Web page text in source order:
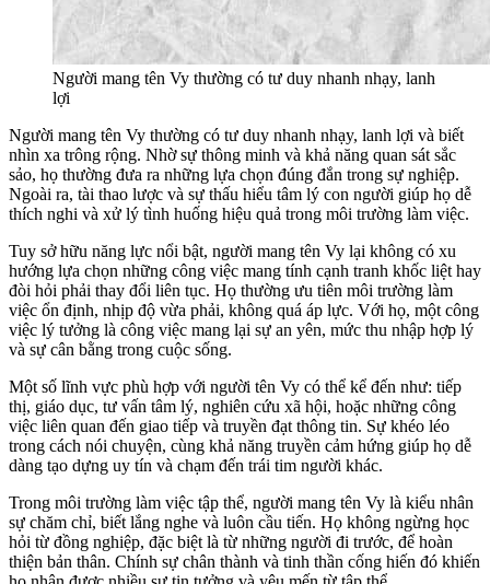
Người mang tên Vy thường có tư duy nhanh nhạy, lanh
lợi
Người mang tên Vy thường có tư duy nhanh nhạy, lanh lợi và biết
nhìn xa trông rộng. Nhờ sự thông minh và khả năng quan sát sắc
sảo, họ thường đưa ra những lựa chọn đúng đắn trong sự nghiệp.
Ngoài ra, tài thao lược và sự thấu hiểu tâm lý con người giúp họ dễ
thích nghi và xử lý tình huống hiệu quả trong môi trường làm việc.
Tuy sở hữu năng lực nổi bật, người mang tên Vy lại không có xu
hướng lựa chọn những công việc mang tính cạnh tranh khốc liệt hay
đòi hỏi phải thay đổi liên tục. Họ thường ưu tiên môi trường làm
việc ổn định, nhịp độ vừa phải, không quá áp lực. Với họ, một công
việc lý tưởng là công việc mang lại sự an yên, mức thu nhập hợp lý
và sự cân bằng trong cuộc sống.
Một số lĩnh vực phù hợp với người tên Vy có thể kể đến như: tiếp
thị, giáo dục, tư vấn tâm lý, nghiên cứu xã hội, hoặc những công
việc liên quan đến giao tiếp và truyền đạt thông tin. Sự khéo léo
trong cách nói chuyện, cùng khả năng truyền cảm hứng giúp họ dễ
dàng tạo dựng uy tín và chạm đến trái tim người khác.
Trong môi trường làm việc tập thể, người mang tên Vy là kiểu nhân
sự chăm chỉ, biết lắng nghe và luôn cầu tiến. Họ không ngừng học
hỏi từ đồng nghiệp, đặc biệt là từ những người đi trước, để hoàn
thiện bản thân. Chính sự chân thành và tinh thần cống hiến đó khiến